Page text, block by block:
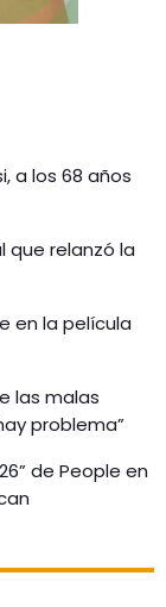
a los 68 años
que relanzó la
en la película
las malas
problema”
de People en